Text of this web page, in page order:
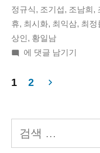
립
운
동
정규식, 조기섭, 조남희 ,
휴, 최시화, 최익삼, 최정
상인 , 황일남
2017
10
오
에 댓글 남기기
1 2
검
색: